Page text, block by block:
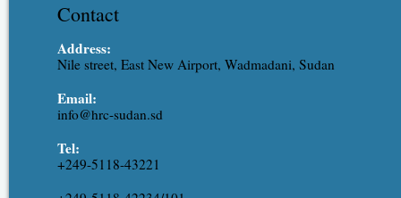
Contact
Address:
Nile street, East New Airport, Wadmadani, Sudan
Email:
info@hrc-sudan.sd
Tel:
+249-5118-43221